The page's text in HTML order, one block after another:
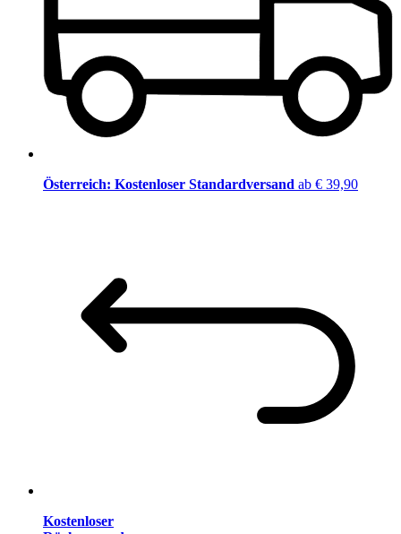
Österreich: Kostenloser Standardversand ab € 39,90
Kostenloser